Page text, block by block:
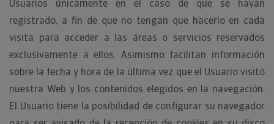
Usuarios únicamente en el caso de que se hayan
registrado, a fin de que no tengan que hacerlo en cada
visita para acceder a las áreas o servicios reservados
exclusivamente a ellos. Asimismo facilitan información
sobre la fecha y hora de la última vez que el Usuario visitó
nuestra Web y los contenidos elegidos en la navegación.
El Usuario tiene la posibilidad de configurar su navegador